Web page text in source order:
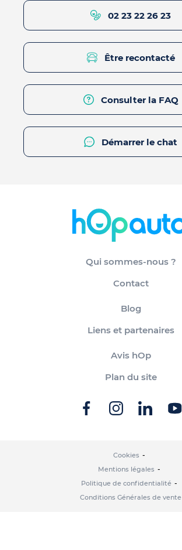
02 23 22 26 23
Être recontacté
Consulter la FAQ
Démarrer le chat
Qui sommes-nous ?
Contact
Blog
Liens et partenaires
Avis hOp
Plan du site
Cookies
Mentions légales
Politique de confidentialité
Conditions Générales de vente